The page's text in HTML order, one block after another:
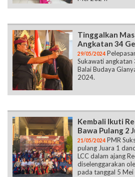
Tinggalkan
Angkatan 34
29/05/2024
Sukawati angkatan
Balai Budaya
2024.
Kembali Ikuti
Bawa Pulang 2
21/05/2024 PMR
pulang Juara 1
LCC dalam ajang
diselenggarakan
pada tanggal 5